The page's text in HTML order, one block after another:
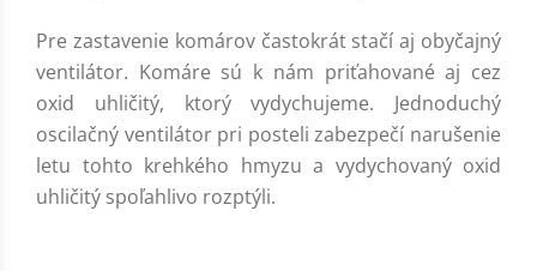
Pre zastavenie komárov častokrát stačí aj obyčajný
ventilátor. Komáre sú k nám priťahované aj cez
oxid uhličitý, ktorý vydychujeme. Jednoduchý
oscilačný ventilátor pri posteli zabezpečí narušenie
letu tohto krehkého hmyzu a vydychovaný oxid
uhličitý spoľahlivo rozptýli.